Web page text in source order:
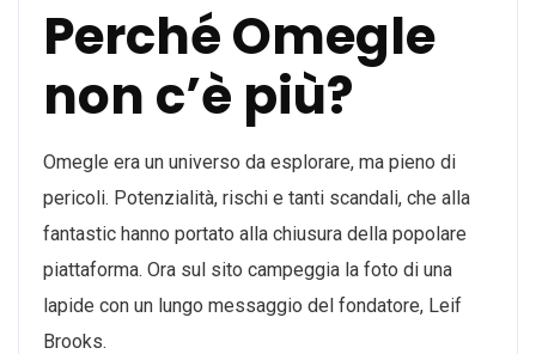
Perché Omegle
non c’è più?
Omegle era un universo da esplorare, ma pieno di
pericoli. Potenzialità, rischi e tanti scandali, che alla
fantastic hanno portato alla chiusura della popolare
piattaforma. Ora sul sito campeggia la foto di una
lapide con un lungo messaggio del fondatore, Leif
Brooks.